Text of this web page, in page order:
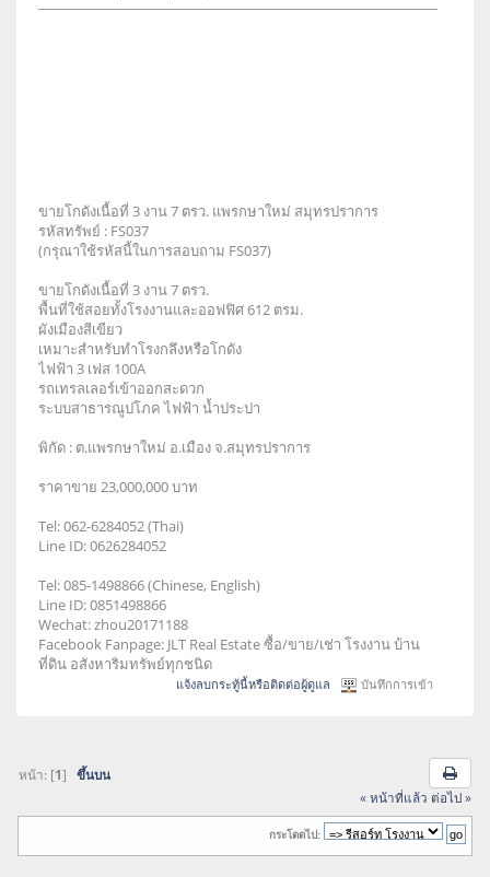
ขายโกดังเนื้อที่ 3 งาน 7 ตรว. แพรกษาใหม่ สมุทรปราการ
รหัสทรัพย์ : FS037
(กรุณาใช้รหัสนี้ในการสอบถาม FS037)
ขายโกดังเนื้อที่ 3 งาน 7 ตรว.
พื้นที่ใช้สอยทั้งโรงงานและออฟฟิศ 612 ตรม.
ผังเมืองสีเขียว
เหมาะสำหรับทำโรงกลึงหรือโกดัง
ไฟฟ้า 3 เฟส 100A
รถเทรลเลอร์เข้าออกสะดวก
ระบบสาธารณูปโภค ไฟฟ้า น้ำประปา
พิกัด : ต.แพรกษาใหม่ อ.เมือง จ.สมุทรปราการ
ราคาขาย 23,000,000 บาท
Tel: 062-6284052 (Thai)
Line ID: 0626284052
Tel: 085-1498866 (Chinese, English)
Line ID: 0851498866
Wechat: zhou20171188
Facebook Fanpage: JLT Real Estate ซื้อ/ขาย/เช่า โรงงาน บ้าน
ที่ดิน อสังหาริมทรัพย์ทุกชนิด
แจ้งลบกระทู้นี้หรือติดต่อผู้ดูแล บันทึกการเข้า
หน้า: [1]ขึ้นบน
« หน้าที่แล้ว ต่อไป »
กระโดดไป: